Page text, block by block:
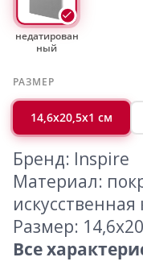
недатирован
ный
РАЗМЕР
14,6x20,5x1 см
Бренд: Inspire
Материал:
искусственная
Размер:
Все